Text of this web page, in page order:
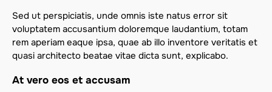
Sed ut perspiciatis, unde omnis iste natus error sit
voluptatem accusantium doloremque laudantium, totam
rem aperiam eaque ipsa, quae ab illo inventore veritatis et
quasi architecto beatae vitae dicta sunt, explicabo.
At vero eos et accusam